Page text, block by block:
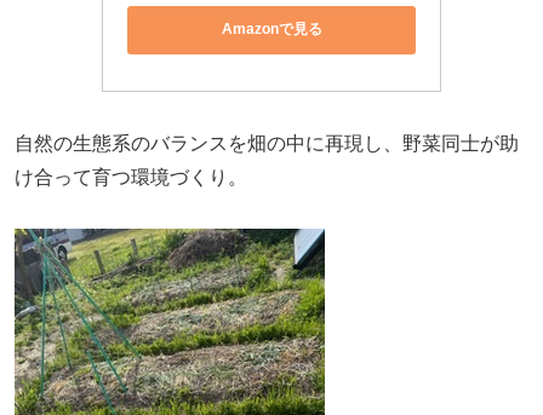
Amazonで見る
自然の生態系のバランスを畑の中に再現し、野菜同士が助
け合って育つ環境づくり。